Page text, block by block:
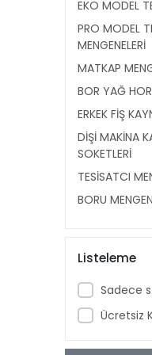
EKO MODEL
PRO MODEL
MENGENELERİ
MATKAP
BOR YAĞ
ERKEK FİŞ
DİŞİ MAKİNA
SOKETLERİ
TESİSATCI
BORU
SOKETLERİ
KAYNAK
TAKIMLARI
MANYETİK
TORNA
Listeleme
Sadece
Ücretsiz